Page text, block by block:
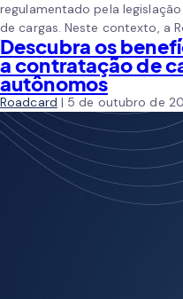
regulamentado pela
de cargas. Neste contexto, a
Descubra os
a contratação de
autônomos
Roadcard | 5 de outubro de